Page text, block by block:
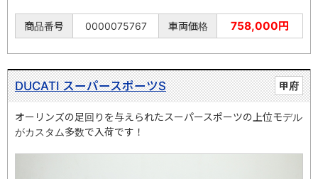
商品番号 0000075767 車両価格 758,000円
甲府
DUCATI スーパースポーツS
オーリンズの足回りを与えられたスーパースポーツの上位モデル
がカスタム多数で入荷です！